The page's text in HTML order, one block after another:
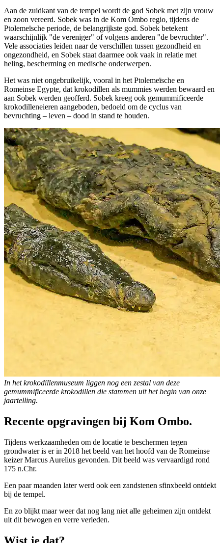
Aan de zuidkant van de tempel wordt de god Sobek met zijn vrouw
en zoon vereerd. Sobek was in de Kom Ombo regio, tijdens de
Ptolemeïsche periode, de belangrijkste god. Sobek betekent
waarschijnlijk "de vereniger" of volgens anderen "de bevruchter".
Vele associaties leiden naar de verschillen tussen gezondheid en
ongezondheid, en Sobek staat daarmee ook vaak in relatie met
heling, bescherming en medische onderwerpen.
Het was niet ongebruikelijk, vooral in het Ptolemeïsche en
Romeinse Egypte, dat krokodillen als mummies werden bewaard en
aan Sobek werden geofferd. Sobek kreeg ook gemummificeerde
krokodilleneieren aangeboden, bedoeld om de cyclus van
bevruchting – leven – dood in stand te houden.
In het krokodillenmuseum liggen nog een zestal van deze
gemummificeerde krokodillen die stammen uit het begin van onze
jaartelling.
Recente opgravingen bij Kom Ombo.
Tijdens werkzaamheden om de locatie te beschermen tegen
grondwater is er in 2018 het beeld van het hoofd van de Romeinse
keizer Marcus Aurelius gevonden. Dit beeld was vervaardigd rond
175 n.Chr.
Een paar maanden later werd ook een zandstenen sfinxbeeld ontdekt
bij de tempel.
En zo blijkt maar weer dat nog lang niet alle geheimen zijn ontdekt
uit dit bewogen en verre verleden.